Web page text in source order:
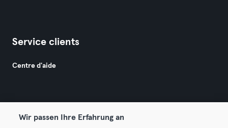
Service clients
Centre d'aide
Wir passen Ihre Erfahrung an